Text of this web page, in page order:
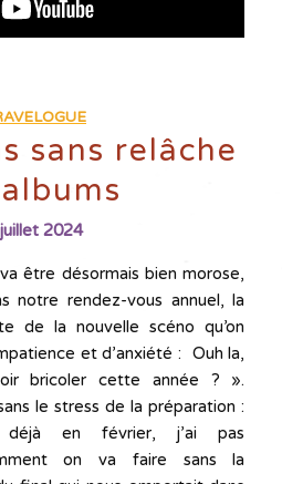
sans relâche
2024
être désormais bien morose,
notre rendez-vous annuel, la
de la nouvelle scéno qu’on
et d’anxiété : Ouh la,
bricoler cette année ? ».
le stress de la préparation :
en février, j’ai pas
on va faire sans la